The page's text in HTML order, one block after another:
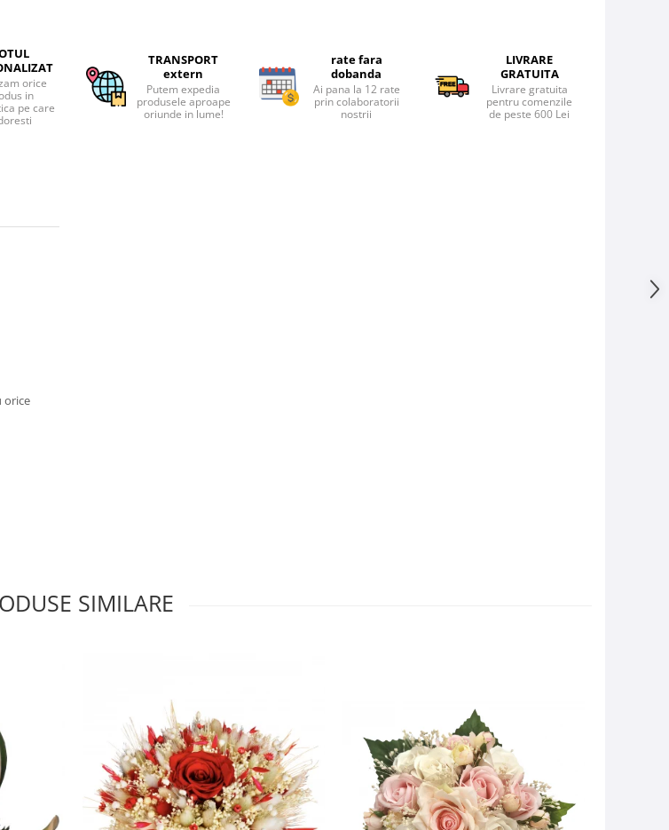
orice
in
pe care
TRANSPORT
extern
Putem expedia
produsele aproape
oriunde in lume!
rate fara
dobanda
Ai pana la 12 rate
prin colaboratorii
nostrii
LIVRARE
GRATUITA
Livrare gratuita
pentru comenzile
de peste 600 Lei
orice
SIMILARE